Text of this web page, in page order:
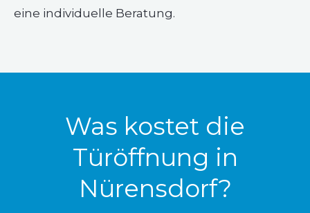
eine individuelle Beratung.
Was kostet die
Türöffnung in
Nürensdorf?